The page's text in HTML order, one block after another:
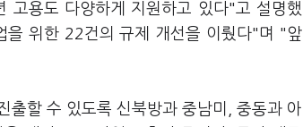
고용도 다양하게 지원하고 있다"고 설명했
을 위한 22건의 규제 개선을 이뤘다"며 "앞
출할 수 있도록 신북방과 중남미, 중동과 아